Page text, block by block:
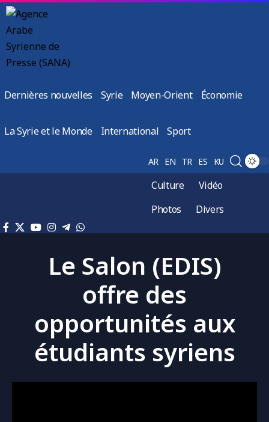
Dernières nouvelles Syrie Moyen-Orient Économie
La Syrie et le Monde International Sport
AR EN TR ES KU
Culture
Vidéo
Photos
Divers
Le Salon (EDIS)
offre des
opportunités aux
étudiants syriens